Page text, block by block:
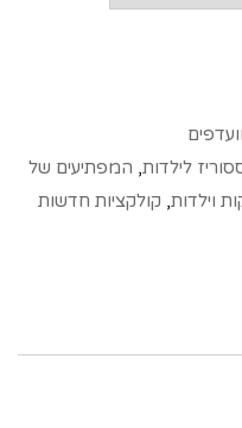
לילדות, המפתיעים של
וילדות, קולקציות חדשות